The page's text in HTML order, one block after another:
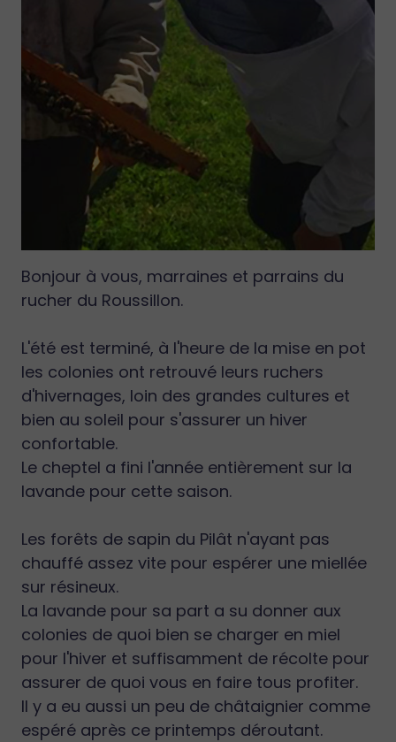
Bonjour à vous, marraines et parrains du
rucher du Roussillon.
L'été est terminé, à l'heure de la mise en pot
les colonies ont retrouvé leurs ruchers
d'hivernages, loin des grandes cultures et
bien au soleil pour s'assurer un hiver
confortable.
Le cheptel a fini l'année entièrement sur la
lavande pour cette saison.
Les forêts de sapin du Pilât n'ayant pas
chauffé assez vite pour espérer une miellée
sur résineux.
La lavande pour sa part a su donner aux
colonies de quoi bien se charger en miel
pour l'hiver et suffisamment de récolte pour
assurer de quoi vous en faire tous profiter.
Il y a eu aussi un peu de châtaignier comme
espéré après ce printemps déroutant.